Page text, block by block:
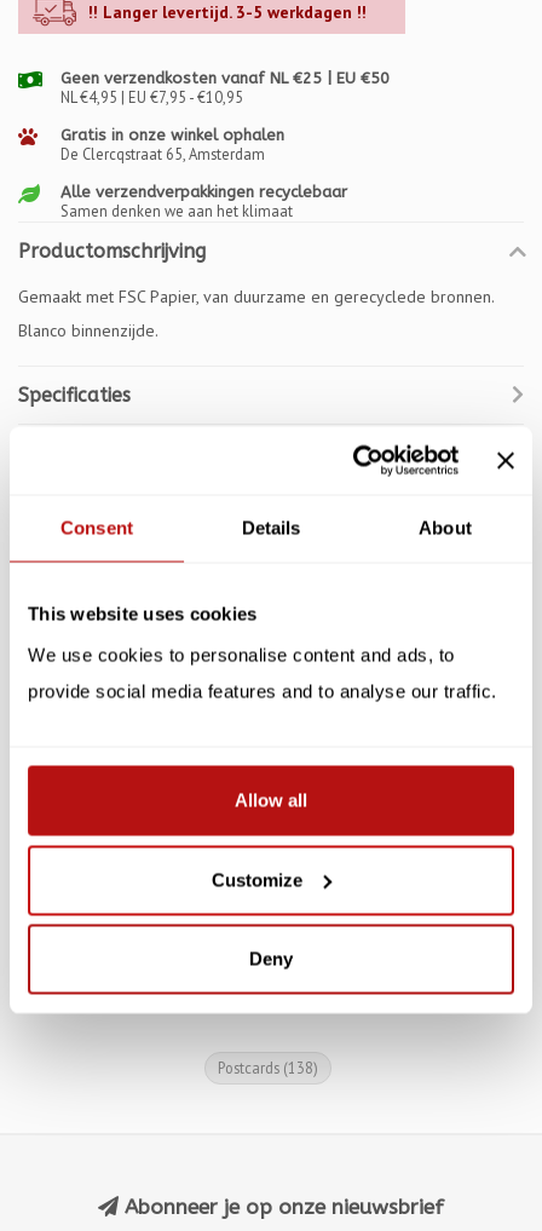
Consent Details About
This website uses cookies
We use cookies to personalise content and ads, to
provide social media features and to analyse our traffic.
Allow all
Customize
Deny
!! Langer levertijd. 3-5 werkdagen !!
Geen verzendkosten vanaf NL €25 | EU €50
NL €4,95 | EU €7,95 - €10,95
Gratis in onze winkel ophalen
De Clercqstraat 65, Amsterdam
Alle verzendverpakkingen recyclebaar
Samen denken we aan het klimaat
Productomschrijving
Gemaakt met FSC Papier, van duurzame en gerecyclede bronnen.
Blanco binnenzijde.
Specificaties
Kaart met Enveloppe
€3,45 €3,10
Licking it's Paw, Dubbele
€3,45 €3,10
Postcards (138)
Abonneer je op onze nieuwsbrief